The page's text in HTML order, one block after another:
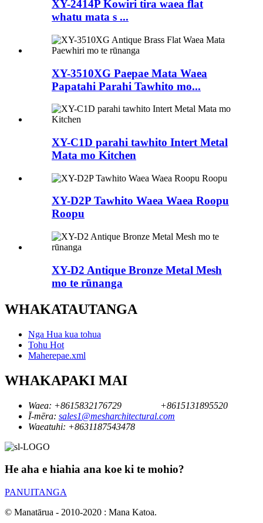
XY-2414P Kowiri tira waea flat
whatu mata s ...
XY-3510XG Paepae Mata Waea
Papatahi Parahi Tawhito mo...
XY-C1D parahi tawhito Intert Metal
Mata mo Kitchen
XY-D2P Tawhito Waea Waea Roopu
Roopu
XY-D2 Antique Bronze Metal Mesh
mo te rūnanga
WHAKATAUTANGA
Nga Hua kua tohua
Tohu Hot
Maherepae.xml
WHAKAPAKI MAI
Waea: +8615832176729
+8615131895520
Ī-mēra: sales1@mesharchitectural.com
Waeatuhi: +8631187543478
He aha e hiahia ana koe ki te mohio?
PANUITANGA
© Manatārua - 2010-2020 : Mana Katoa.